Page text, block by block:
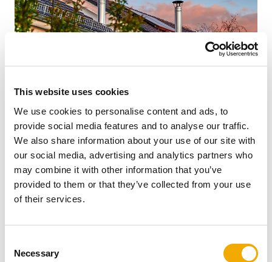
This website uses cookies
We use cookies to personalise content and ads, to
provide social media features and to analyse our traffic.
We also share information about your use of our site with
our social media, advertising and analytics partners who
may combine it with other information that you’ve
provided to them or that they’ve collected from your use
of their services.
Necessary
Kominy stalowe znajdują zastosowanie zarówno w
nowym budownictwie, jak i w przypadku remontów i
renowacji. Wymiany urządzeń grzewczych wymaga
dostosowania istniejących szachtów do wymagań
nowych urządzeń. W tych przypadkach najczęściej
stosowane są stalowe wkłady kominowe. W niektórych
przypadkach kiedy stan szachtu lub wymagania kotła,
kominowego wykorzystuje się kominy zewnętrzne
ścianach zewnętrznych budynków co obniża koszty